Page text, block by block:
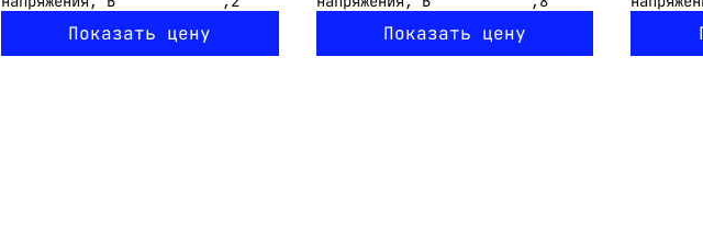
Показать цену Показать цену